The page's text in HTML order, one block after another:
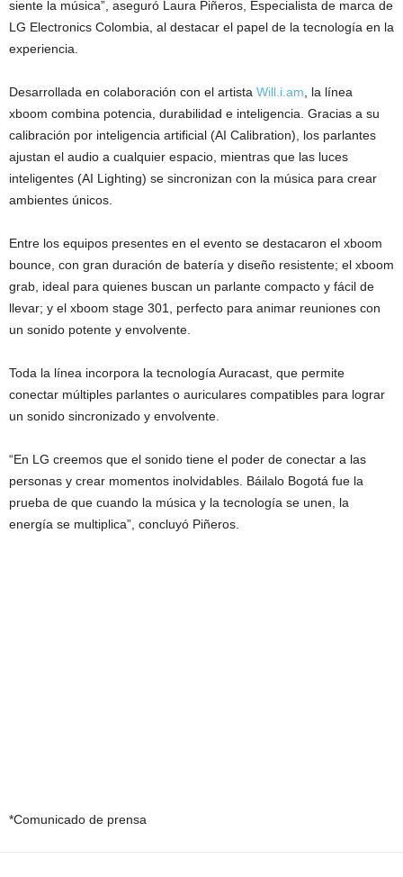
siente la música”, aseguró Laura Piñeros, Especialista de marca de
LG Electronics Colombia, al destacar el papel de la tecnología en la
experiencia.
Desarrollada en colaboración con el artista Will.i.am , la línea
xboom combina potencia, durabilidad e inteligencia. Gracias a su
calibración por inteligencia artificial (AI Calibration), los parlantes
ajustan el audio a cualquier espacio, mientras que las luces
inteligentes (AI Lighting) se sincronizan con la música para crear
ambientes únicos.
Entre los equipos presentes en el evento se destacaron el xboom
bounce, con gran duración de batería y diseño resistente; el xboom
grab, ideal para quienes buscan un parlante compacto y fácil de
llevar; y el xboom stage 301, perfecto para animar reuniones con
un sonido potente y envolvente.
Toda la línea incorpora la tecnología Auracast, que permite
conectar múltiples parlantes o auriculares compatibles para lograr
un sonido sincronizado y envolvente.
“En LG creemos que el sonido tiene el poder de conectar a las
personas y crear momentos inolvidables. Báilalo Bogotá fue la
prueba de que cuando la música y la tecnología se unen, la
energía se multiplica”, concluyó Piñeros.
*Comunicado de prensa